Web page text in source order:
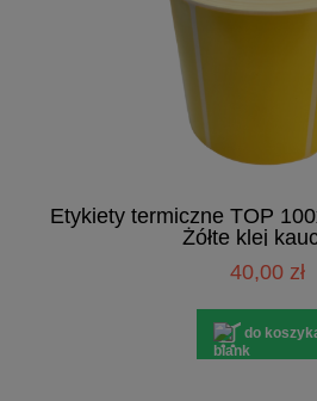
Etykiety termiczne TOP
Żółte klej
40,00 zł
do